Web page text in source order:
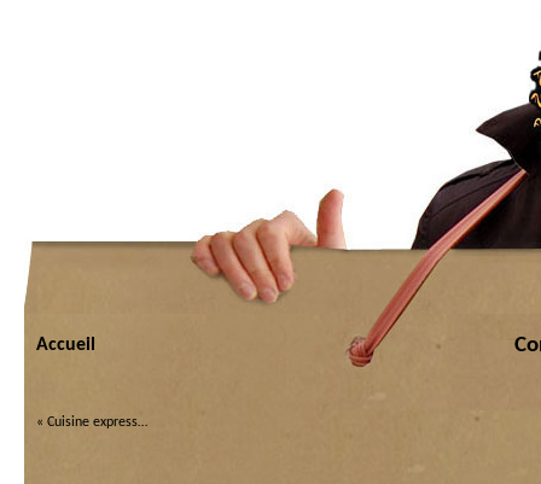
Accueil
« Cuisine express…